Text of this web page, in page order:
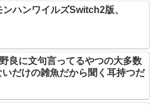
ンハンワイルズSwitch2版、
良に文句言ってるやつの大多数
いだけの雑魚だから聞く耳持つだ